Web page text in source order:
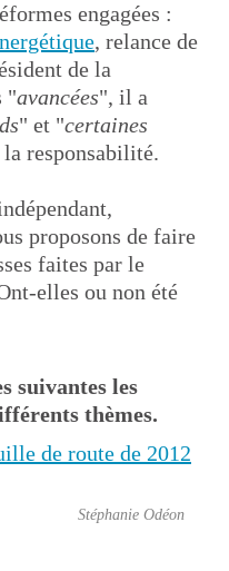
engagées :
, relance de
de la
"avancées", il a
" et "certaines
responsabilité.
proposons de faire
faites par le
elles ou non été
suivantes les
thèmes.
de route de 2012
Stéphanie Odéon